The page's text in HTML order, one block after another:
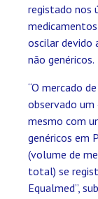
registado nos
oscilar devido
não genéricos.
“O mercado
observado um
mesmo com
genéricos em
(volume de
total) se
Equalmed”,